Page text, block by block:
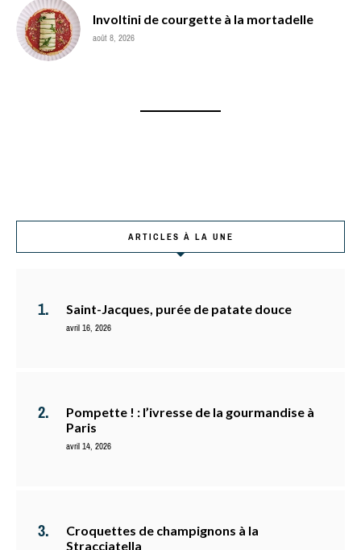
Involtini de courgette à la mortadelle
août 8, 2026
ARTICLES À LA UNE
Saint-Jacques, purée de patate douce
avril 16, 2026
Pompette ! : l’ivresse de la gourmandise à
Paris
avril 14, 2026
Croquettes de champignons à la
Stracciatella